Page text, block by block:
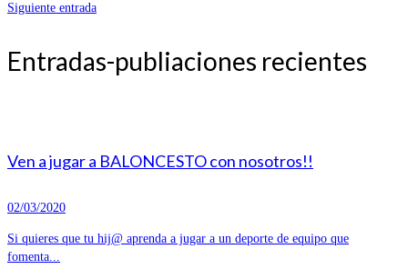
Siguiente entrada
Entradas-publiaciones recientes
Ven a jugar a BALONCESTO con nosotros!!
02/03/2020
Si quieres que tu hij@ aprenda a jugar a un deporte de equipo que
fomenta...